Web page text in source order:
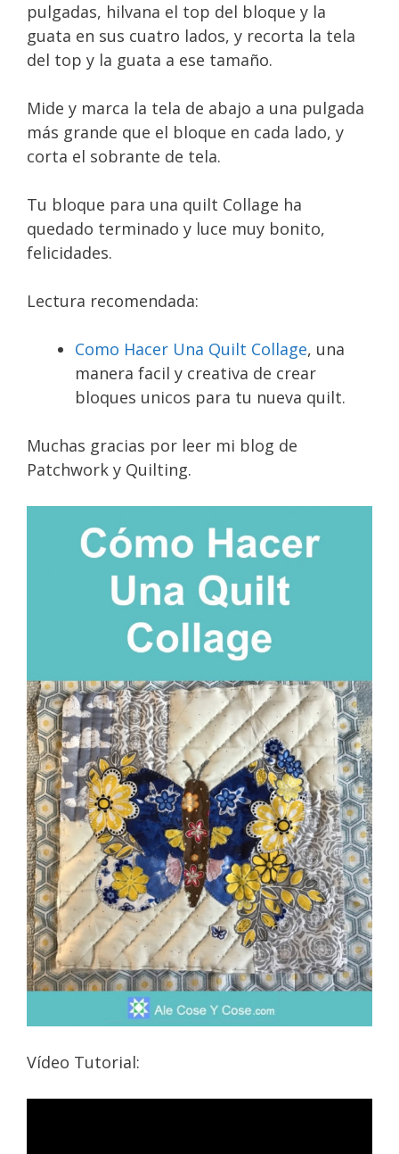
pulgadas, hilvana el top del bloque y la
guata en sus cuatro lados, y recorta la tela
del top y la guata a ese tamaño.
Mide y marca la tela de abajo a una pulgada
más grande que el bloque en cada lado, y
corta el sobrante de tela.
Tu bloque para una quilt Collage ha
quedado terminado y luce muy bonito,
felicidades.
Lectura recomendada:
Como Hacer Una Quilt Collage, una
manera facil y creativa de crear
bloques unicos para tu nueva quilt.
Muchas gracias por leer mi blog de
Patchwork y Quilting.
Vídeo Tutorial: